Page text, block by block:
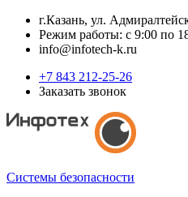
г.Казань, ул.
Режим работы: с 9:00 по
info@infotech-k.ru
+7 843 212-25-26
Заказать звонок
Системы безопасности